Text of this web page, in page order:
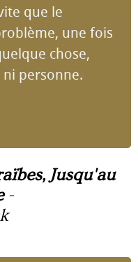
que le
une fois
chose,
personne.
Jusqu'au
-